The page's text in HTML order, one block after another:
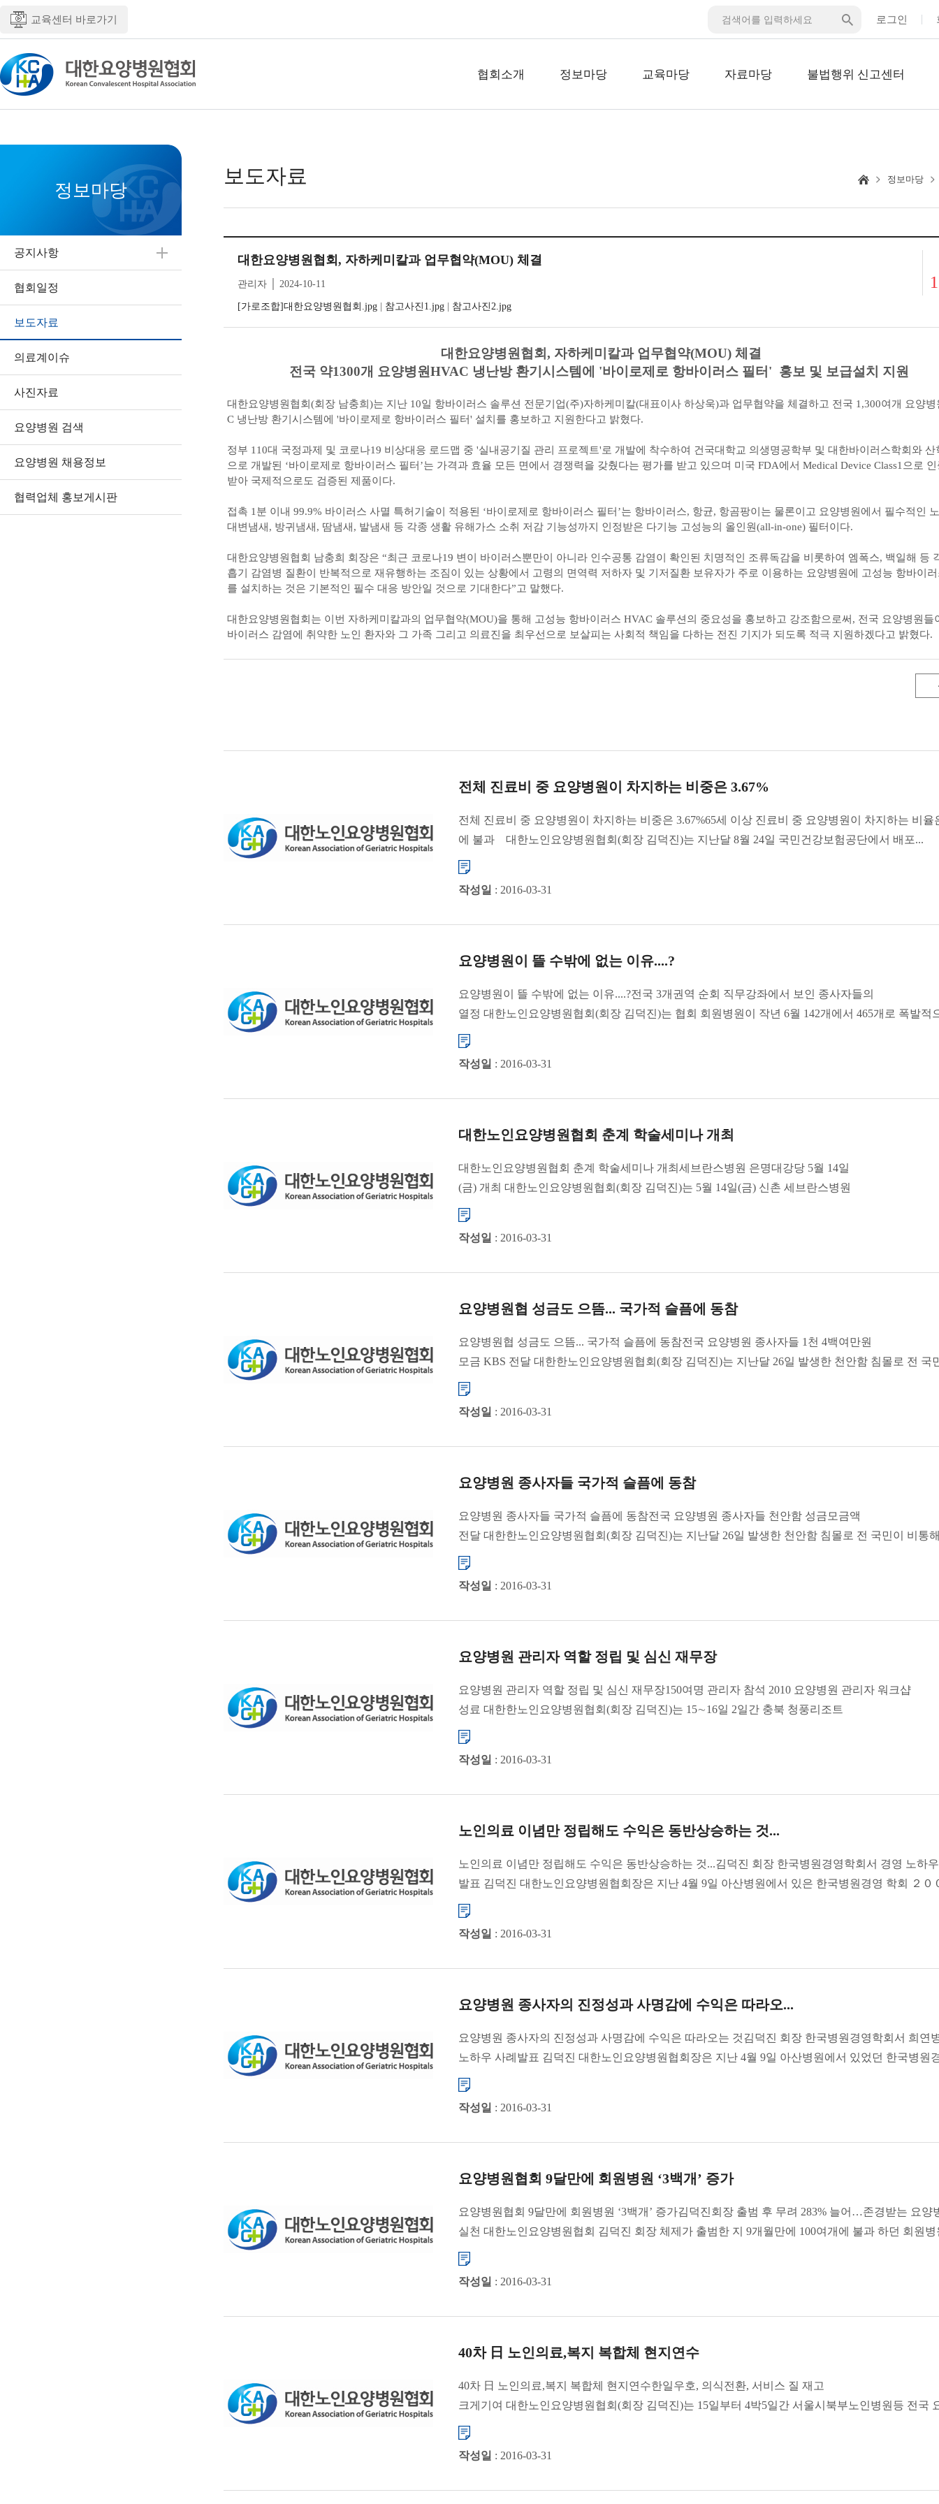
교육센터 바로가기 로그인
협회소개 정보마당 교육마당 자료마당 불법행위 신고센터
정보마당
공지사항
협회일정
보도자료
의료계이슈
사진자료
요양병원 검색
요양병원 채용정보
협력업체 홍보게시판
보도자료 정보마당
대한요양병원협회, 자하케미칼과 업무협약(MOU) 체결
관리자 │ 2024-10-11
[가로조합]대한요양병원협회.jpg 참고사진1.jpg 참고사진2.jpg
대한요양병원협회, 자하케미칼과 업무협약(MOU) 체결
전국 약1300개 요양병원HVAC 냉난방 환기시스템에 '바이로제로 항바이러스 필터' 홍보 및 보급설치 지원
대한요양병원협회(회장 남충희)는 지난 10일 항바이러스 솔루션 전문기업(주)자하케미칼(대표이사 하상욱)과 업무협약을 체결하고 전국 1,300여개 요양병
C 냉난방 환기시스템에 '바이로제로 항바이러스 필터' 설치를 홍보하고 지원한다고 밝혔다.
정부 110대 국정과제 및 코로나19 비상대응 로드맵 중 '실내공기질 관리 프로젝트'로 개발에 착수하여 건국대학교 의생명공학부 및 대한바이러스학회와 산
으로 개발된 ‘바이로제로 항바이러스 필터’는 가격과 효율 모든 면에서 경쟁력을 갖췄다는 평가를 받고 있으며 미국 FDA에서 Medical Device Class1으로
받아 국제적으로도 검증된 제품이다.
접촉 1분 이내 99.9% 바이러스 사멸 특허기술이 적용된 ‘바이로제로 항바이러스 필터’는 항바이러스, 항균, 항곰팡이는 물론이고 요양병원에서 필수적인
대변냄새, 방귀냄새, 땀냄새, 발냄새 등 각종 생활 유해가스 소취 저감 기능성까지 인정받은 다기능 고성능의 올인원(all-in-one) 필터이다.
대한요양병원협회 남충희 회장은 “최근 코로나19 변이 바이러스뿐만이 아니라 인수공통 감염이 확인된 치명적인 조류독감을 비롯하여 엠폭스, 백일해 등
흡기 감염병 질환이 반복적으로 재유행하는 조짐이 있는 상황에서 고령의 면역력 저하자 및 기저질환 보유자가 주로 이용하는 요양병원에 고성능 항바이
를 설치하는 것은 기본적인 필수 대응 방안일 것으로 기대한다”고 말했다.
대한요양병원협회는 이번 자하케미칼과의 업무협약(MOU)을 통해 고성능 항바이러스 HVAC 솔루션의 중요성을 홍보하고 강조함으로써, 전국 요양병원들
바이러스 감염에 취약한 노인 환자와 그 가족 그리고 의료진을 최우선으로 보살피는 사회적 책임을 다하는 전진 기지가 되도록 적극 지원하겠다고 밝혔다.
전체 진료비 중 요양병원이 차지하는 비중은 3.67%
전체 진료비 중 요양병원이 차지하는 비중은 3.67%65세 이상 진료비 중 요양병원이 차지하는 비율
에 불과 대한노인요양병원협회(회장 김덕진)는 지난달 8월 24일 국민건강보험공단에서 배포...
작성일 : 2016-03-31
요양병원이 뜰 수밖에 없는 이유....?
요양병원이 뜰 수밖에 없는 이유....?전국 3개권역 순회 직무강좌에서 보인 종사자들의
열정 대한노인요양병원협회(회장 김덕진)는 협회 회원병원이 작년 6월 142개에서 465개로 폭발적
증가했으며, 전...
작성일 : 2016-03-31
대한노인요양병원협회 춘계 학술세미나 개최
대한노인요양병원협회 춘계 학술세미나 개최세브란스병원 은명대강당 5월 14일
(금) 개최 대한노인요양병원협회(회장 김덕진)는 5월 14일(금) 신촌 세브란스병원
은명대강당에서 “존경받는 요양병...
작성일 : 2016-03-31
요양병원협 성금도 으뜸... 국가적 슬픔에 동참
요양병원협 성금도 으뜸... 국가적 슬픔에 동참전국 요양병원 종사자들 1천 4백여만원
모금 KBS 전달 대한한노인요양병원협회(회장 김덕진)는 지난달 26일 발생한 천안함 침몰로 전 국
비통함에 ...
작성일 : 2016-03-31
요양병원 종사자들 국가적 슬픔에 동참
요양병원 종사자들 국가적 슬픔에 동참전국 요양병원 종사자들 천안함 성금모금액
전달 대한한노인요양병원협회(회장 김덕진)는 지난달 26일 발생한 천안함 침몰로 전 국민이 비통
진심으로 함께 하고자 지난&nbs...
작성일 : 2016-03-31
요양병원 관리자 역할 정립 및 심신 재무장
요양병원 관리자 역할 정립 및 심신 재무장150여명 관리자 참석 2010 요양병원 관리자 워크샵
성료 대한한노인요양병원협회(회장 김덕진)는 15∼16일 2일간 충북 청풍리조트
레이크호텔에서 “2010 요양병...
작성일 : 2016-03-31
노인의료 이념만 정립해도 수익은 동반상승하는 것...
노인의료 이념만 정립해도 수익은 동반상승하는 것...김덕진 회장 한국병원경영학회서 경영 노하우
발표 김덕진 대한노인요양병원협회장은 지난 4월 9일 아산병원에서 있은 한국병원경영 학회 ２０
춘계 ...
작성일 : 2016-03-31
요양병원 종사자의 진정성과 사명감에 수익은 따라오...
요양병원 종사자의 진정성과 사명감에 수익은 따라오는 것김덕진 회장 한국병원경영학회서 희연
노하우 사례발표 김덕진 대한노인요양병원협회장은 지난 4월 9일 아산병원에서 있었던 한국병원
&n...
작성일 : 2016-03-31
요양병원협회 9달만에 회원병원 ‘3백개’ 증가
요양병원협회 9달만에 회원병원 ‘3백개’ 증가김덕진회장 출범 후 무려 283% 늘어…존경받는 요양
실천 대한노인요양병원협회 김덕진 회장 체제가 출범한 지 9개월만에 100여개에 불과 하던 회원병
400개를 넘어서...
작성일 : 2016-03-31
40차 日 노인의료,복지 복합체 현지연수
40차 日 노인의료,복지 복합체 현지연수한일우호, 의식전환, 서비스 질 재고
크게기여 대한노인요양병원협회(회장 김덕진)는 15일부터 4박5일간 서울시북부노인병원등 전국
경영자, 직원&n...
작성일 : 2016-03-31